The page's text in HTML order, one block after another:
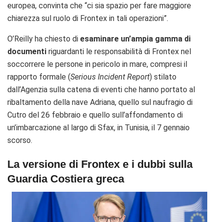
europea, convinta che “ci sia spazio per fare maggiore
chiarezza sul ruolo di Frontex in tali operazioni”.
O’Reilly ha chiesto di esaminare un’ampia gamma di
documenti riguardanti le responsabilità di Frontex nel
soccorrere le persone in pericolo in mare, compresi il
rapporto formale (Serious Incident Report) stilato
dall’Agenzia sulla catena di eventi che hanno portato al
ribaltamento della nave Adriana, quello sul naufragio di
Cutro del 26 febbraio e quello sull’affondamento di
un’imbarcazione al largo di Sfax, in Tunisia, il 7 gennaio
scorso.
La versione di Frontex e i dubbi sulla
Guardia Costiera greca